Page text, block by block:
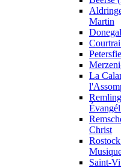
Martin
La
Christ
Saint-